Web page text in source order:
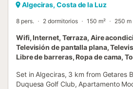
Algeciras, Costa de la Luz
8 pers. 2 dormitorios 150 m² 250
Wifi, Internet, Terraza, Aire
Televisión de pantalla plana,
Libre de barreras, Ropa de cama,
Set in Algeciras, 3 km from Getares
Duquesa Golf Club, Apartamento